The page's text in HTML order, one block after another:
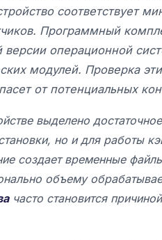
соответствует
Программный
версии операционной
модулей. Проверка
от потенциальных
выделено
но и для работы
создает временные
объему
часто становится